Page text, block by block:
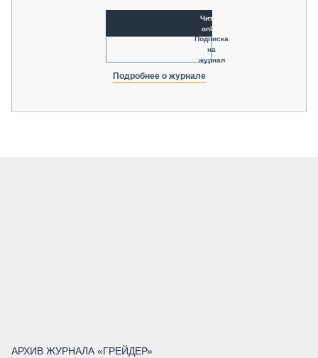
Читать
online
Подписка
на
журнал
Подробнее о журнале
АРХИВ ЖУРНАЛА «ГРЕЙДЕР»